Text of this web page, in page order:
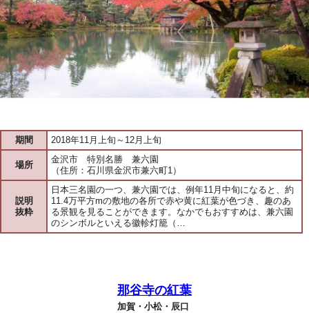
期間 2018年11月上旬～12月上旬
場所
金沢市 特別名勝 兼六園
（住所：石川県金沢市兼六町1）
説明
抜粋
日本三名園の一つ、兼六園では、例年11月中旬になると、約
11.4万平方mの敷地の各所で赤や黄に紅葉が色づき、趣のあ
る景観を見ることができます。なかでもおすすめは、兼六園
のシンボルといえる徽軫灯籠（…
那谷寺の紅葉
加賀・小松・辰口